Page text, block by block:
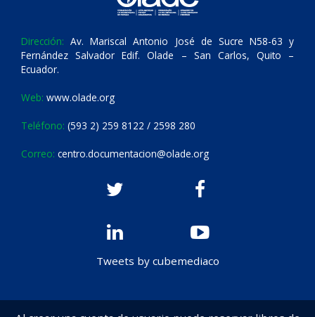
Dirección: Av. Mariscal Antonio José de Sucre N58-63 y
Fernández Salvador Edif. Olade – San Carlos, Quito –
Ecuador.
Web: www.olade.org
Teléfono: (593 2) 259 8122 / 2598 280
Correo: centro.documentacion@olade.org
Tweets by cubemediaco